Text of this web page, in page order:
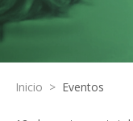
Inicio > Eventos